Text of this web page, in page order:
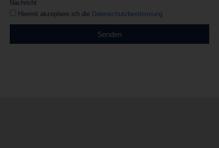
Nachricht
Hiermit akzeptiere ich die Datenschutzbestimmung
Senden